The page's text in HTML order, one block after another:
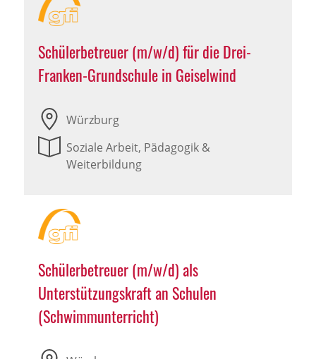
Schülerbetreuer (m/w/d) für die Drei-
Franken-Grundschule in Geiselwind
Würzburg
Soziale Arbeit, Pädagogik &
Weiterbildung
Schülerbetreuer (m/w/d) als
Unterstützungskraft an Schulen
(Schwimmunterricht)